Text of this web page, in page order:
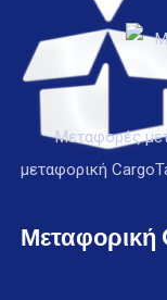
Μεταφορές
μεταφορική